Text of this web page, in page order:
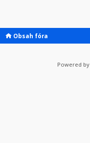
Obsah fóra
Powered by